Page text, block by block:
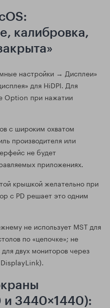
калибровка,
настройки → Дисплеи»
для HiDPI. Для
Option при нажатии
с широким охватом
производителя или
не будет
приложениях.
крышкой желательно при
с PD решает это одним
не использует MST для
по «цепочке»; не
двух мониторов через
и 3440×1440):